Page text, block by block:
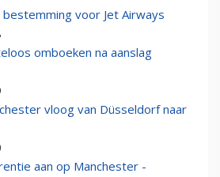
voor Jet Airways
omboeken na aanslag
vloog van Düsseldorf naar
aan op Manchester -